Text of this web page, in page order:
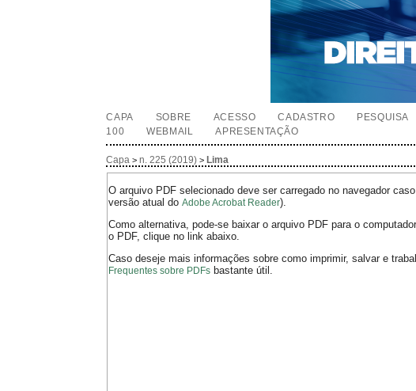
CAPA SOBRE ACESSO CADASTRO PESQUISA
100
WEBMAIL APRESENTAÇÃO
Capa >n. 225 (2019) > Lima
O arquivo PDF selecionado deve ser carregado no navegador
versão atual doAdobe Acrobat Reader).
Como alternativa, pode-se baixar o arquivo PDF para o
o PDF, clique no link abaixo.
Caso deseje mais informações sobre como imprimir, salvar e
Frequentes sobre PDFs bastante útil.